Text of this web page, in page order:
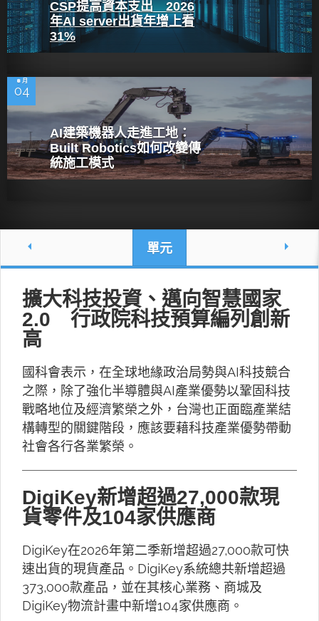
CSP提高資本支出 2026
年AI server出貨年增上看
31%
8 月
04
AI建築機器人走進工地：
Built Robotics如何改變傳
統施工模式
單元
擴大科技投資、邁向智慧國家
2.0 行政院科技預算編列創新
高
國科會表示，在全球地緣政治局勢與AI科技競合
之際，除了強化半導體與AI產業優勢以鞏固科技
戰略地位及經濟繁榮之外，台灣也正面臨產業結
構轉型的關鍵階段，應該要藉科技產業優勢帶動
社會各行各業繁榮。
DigiKey新增超過27,000款現
貨零件及104家供應商
DigiKey在2026年第二季新增超過27,000款可快
速出貨的現貨產品。DigiKey系統總共新增超過
373,000款產品，並在其核心業務、商城及
DigiKey物流計畫中新增104家供應商。